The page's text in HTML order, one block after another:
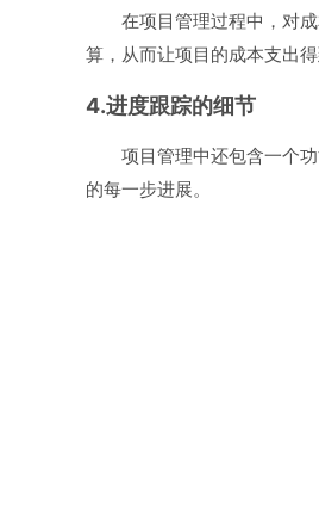
在项目管理过程中，对
算，从而让项目的成本支出得
4.进度跟踪的细节
项目管理中还包含一个
的每一步进展。